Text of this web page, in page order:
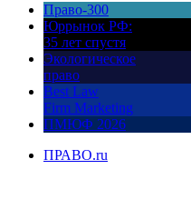
Право-300
Юррынок РФ:
35 лет спустя
Экологическое
право
Best Law
Firm Marketing
ПМЮФ 2026
ПРАВО.ru